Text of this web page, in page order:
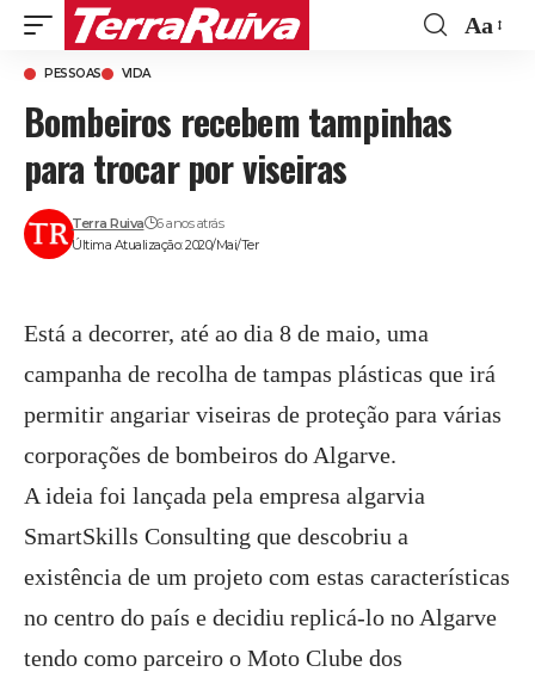
Aa
PESSOAS VIDA
Bombeiros recebem tampinhas
para trocar por viseiras
Última Atualização: 2020/Mai/Ter
Terra Ruiva 6 anos atrás
Está a decorrer, até ao dia 8 de maio, uma
campanha de recolha de tampas plásticas que irá
permitir angariar viseiras de proteção para várias
corporações de bombeiros do Algarve.
A ideia foi lançada pela empresa algarvia
SmartSkills Consulting que descobriu a
existência de um projeto com estas características
no centro do país e decidiu replicá-lo no Algarve
tendo como parceiro o Moto Clube dos